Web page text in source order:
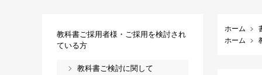
ホーム
ホーム
教科書ご採用者様・ご採用を検討され
ている方
教科書ご検討に関して